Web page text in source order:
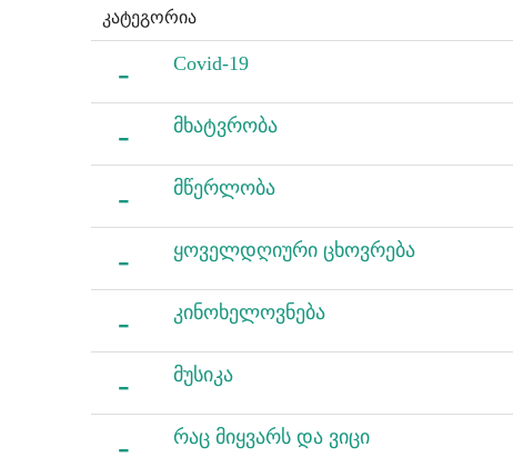
კატეგორია
Covid-19
მხატვრობა
მწერლობა
ყოველდღიური ცხოვრება
კინოხელოვნება
მუსიკა
რაც მიყვარს და ვიცი